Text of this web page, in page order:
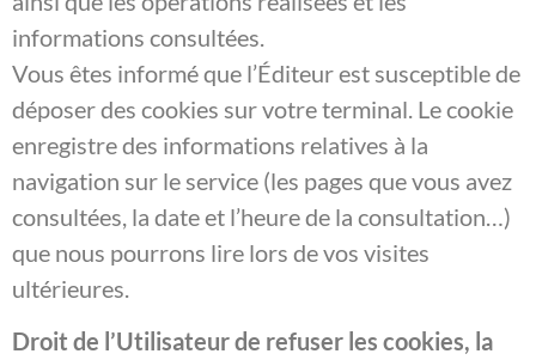
informations consultées.
Vous êtes informé que l’Éditeur est susceptible de
déposer des cookies sur votre terminal. Le cookie
enregistre des informations relatives à la
navigation sur le service (les pages que vous avez
consultées, la date et l’heure de la consultation…)
que nous pourrons lire lors de vos visites
ultérieures.
Droit de l’Utilisateur de refuser les cookies, la